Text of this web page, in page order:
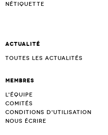
Nétiquette
Actualité
Toutes les actualités
Membres
L'équipe
Comités
Conditions d'utilisation
Nous écrire